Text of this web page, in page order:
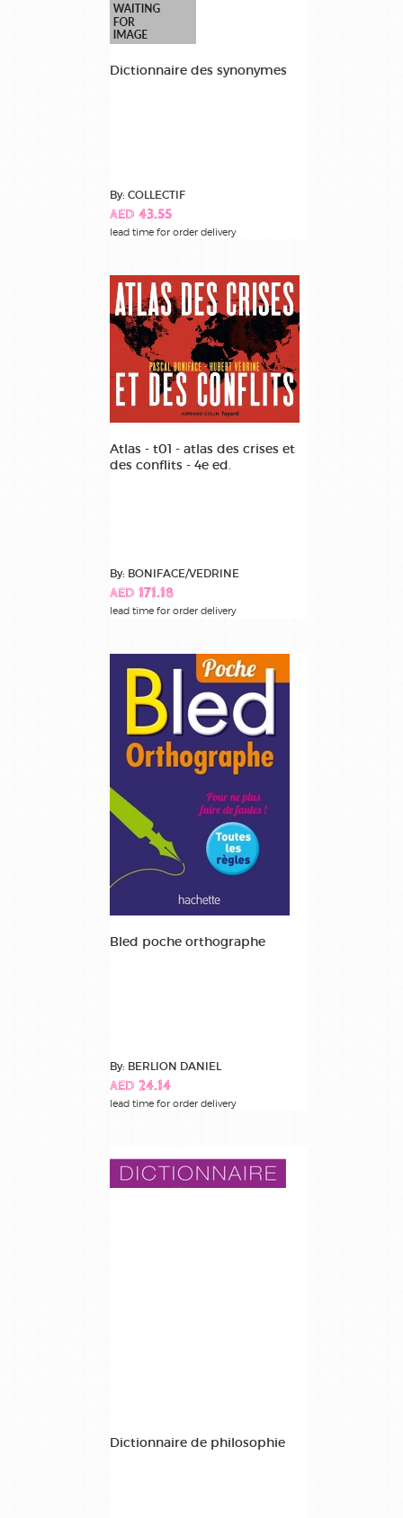
Dictionnaire des synonymes
By: COLLECTIF
AED 43.55
lead time for order delivery
Atlas - t01 - atlas des crises et
des conflits - 4e ed.
By: BONIFACE/VEDRINE
AED 171.18
lead time for order delivery
Bled poche orthographe
By: BERLION DANIEL
AED 24.14
lead time for order delivery
Dictionnaire de philosophie